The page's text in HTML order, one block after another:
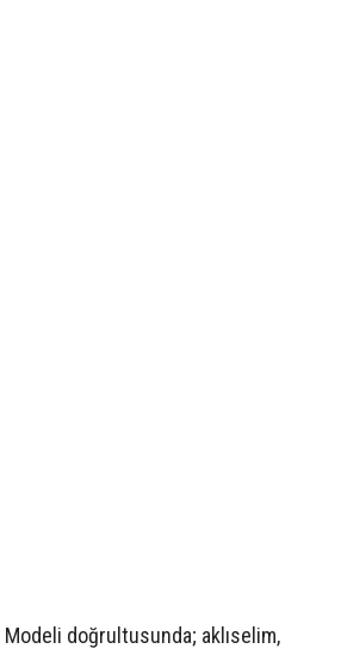
Modeli doğrultusunda; aklıselim,